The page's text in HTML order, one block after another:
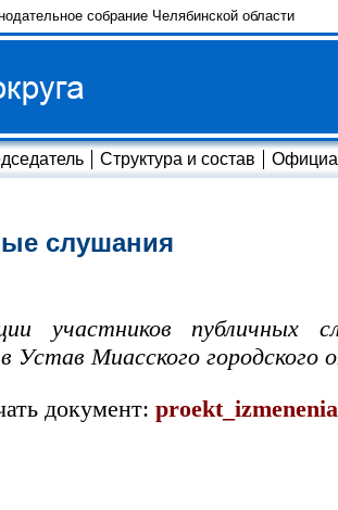
собрание Челябинской области
Структура и состав
слушания
участников
Устав Миасского городского
документ: